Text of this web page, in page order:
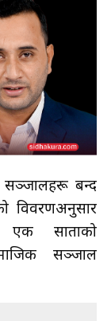
सञ्जालहरू बन्द
विवरणअनुसार
एक साताको
सञ्जाल